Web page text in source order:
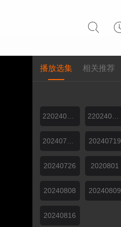
播放选集 相关推荐
20240719
20240726 2020801
20240808 20240809
20240816